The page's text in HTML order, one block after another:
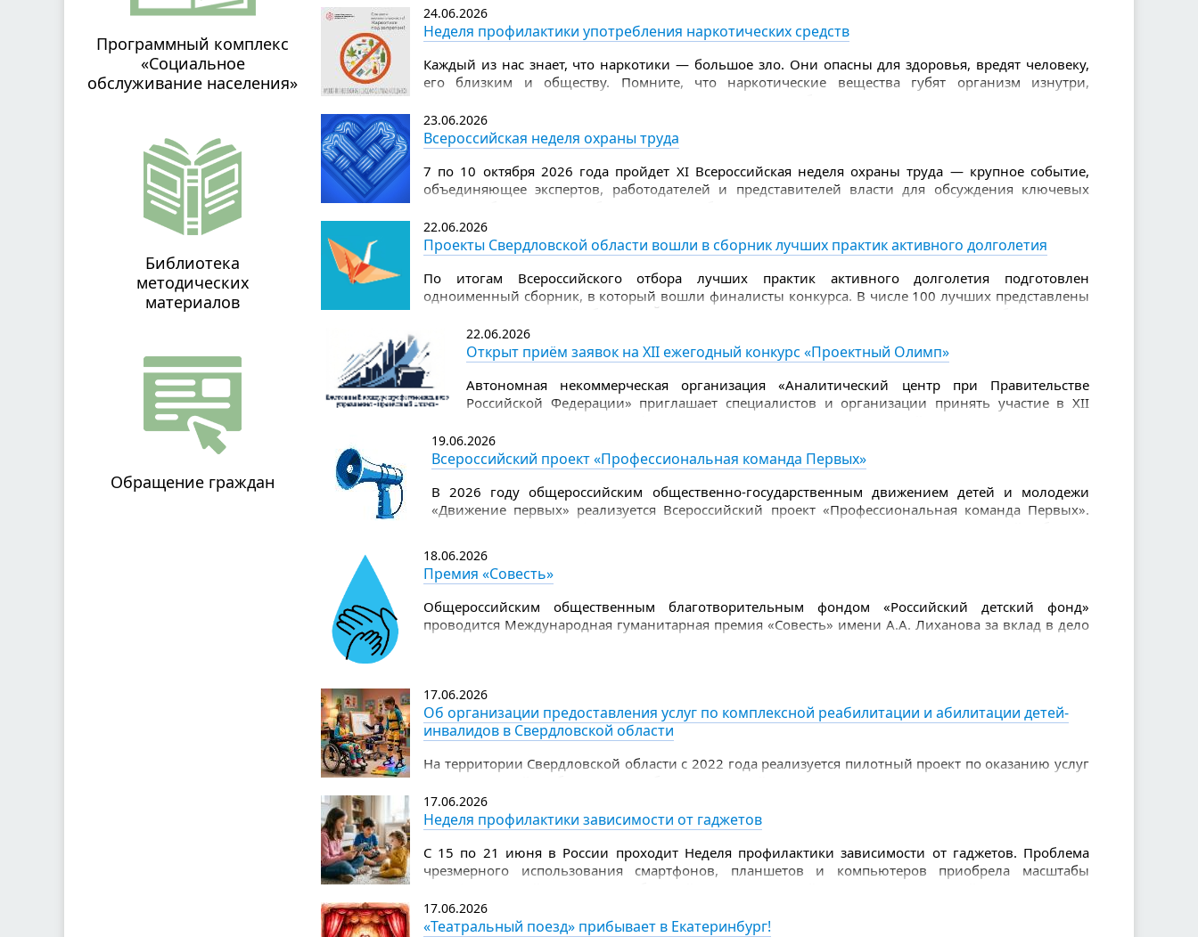
«МИР».
24.06.2026
Неделя профилактики употребления наркотических средств
Каждый из нас знает, что наркотики — большое зло. Они опасны для здоровья, вредят человеку,
его близким и обществу. Помните, что наркотические вещества губят организм изнутри,
головной мозг, появляется слабоумие, проблемы с памятью, агрессия.
23.06.2026
Всероссийская неделя охраны труда
7 по 10 октября 2026 года пройдет XI Всероссийская неделя охраны труда — крупное событие,
объединяющее экспертов, работодателей и представителей власти для обсуждения ключевых
Организатором мероприятия выступает Министерство труда и социальной защиты Российской
Федерации, оператором — Фонд Росконгресс
.
22.06.2026
Проекты Свердловской области вошли в сборник лучших практик активного долголетия
По итогам Всероссийского отбора лучших практик активного долголетия подготовлен
одноименный сборник, в который вошли финалисты конкурса. В числе 100 лучших представлены
проекты Свердловской области: «Йога на стуле» (Комплексный центр социального обслуживания
города Лесного) и «Школа пожилого возраста» (Министерство социальной политики Свердловской
области совместно с Организационно-методическим центром социальной помощи).
22.06.2026
Открыт приём заявок на XII ежегодный конкурс «Проектный Олимп»
Автономная некоммерческая организация «Аналитический центр при Правительстве
Российской Федерации» приглашает специалистов и организации принять участие в XII
площадка для обмена опытом, объективной оценки своих компетенций и демонстрации
лучших управленческих практик.
19.06.2026
Всероссийский проект «Профессиональная команда Первых»
В 2026 году общероссийским общественно-государственным движением детей и молодежи
«Движение первых» реализуется Всероссийский проект «Профессиональная команда Первых».
работу с детьми и молодежью, в том числе в рамках деятельности Движения Первых.
18.06.2026
Премия «Совесть»
Общероссийским общественным благотворительным фондом «Российский детский фонд»
проводится Международная гуманитарная премия «Совесть» имени А.А. Лиханова за вклад в дело
укрепить ценности милосердия
и ответственности.
17.06.2026
Об организации предоставления услуг по комплексной реабилитации и абилитации детей-
инвалидов в Свердловской области
На территории Свердловской области с 2022 года реализуется пилотный проект по оказанию услуг
17.06.2026
Неделя профилактики зависимости от гаджетов
С 15 по 21 июня в России проходит Неделя профилактики зависимости от гаджетов. Проблема
чрезмерного использования смартфонов, планшетов и компьютеров приобрела масштабы
17.06.2026
«Театральный поезд» прибывает в Екатеринбург!
Программный комплекс
«Социальное
обслуживание населения»
Библиотека
методических
материалов
Обращение граждан